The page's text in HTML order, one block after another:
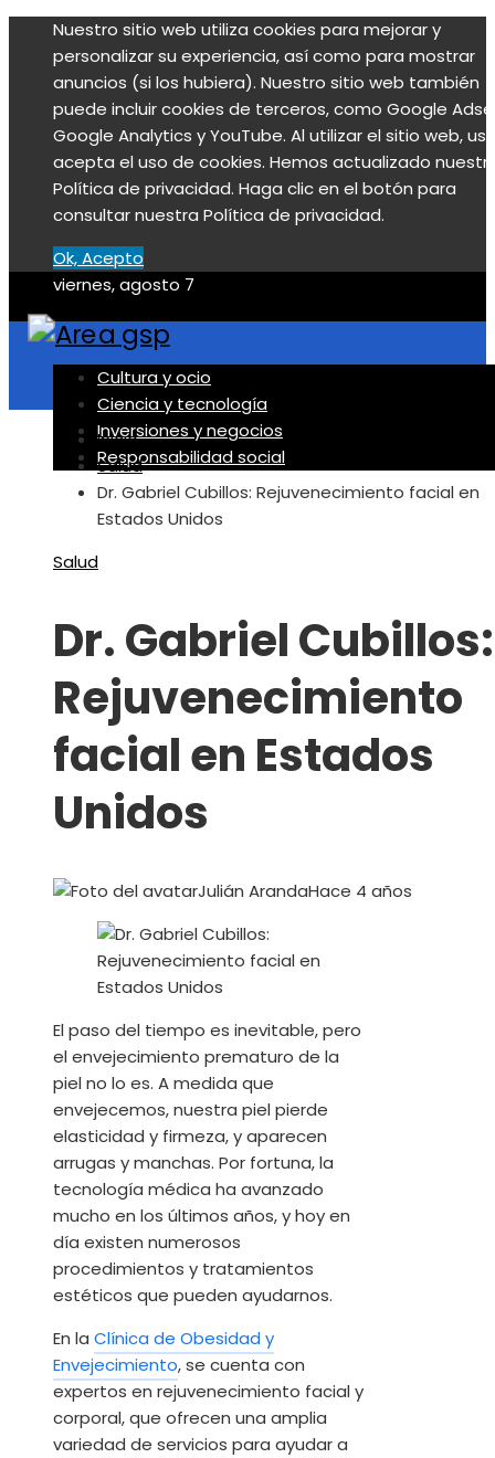
Nuestro sitio web utiliza cookies para mejorar y
personalizar su experiencia, así como para mostrar
anuncios (si los hubiera). Nuestro sitio web también
puede incluir cookies de terceros, como Google
Google Analytics y YouTube. Al utilizar el sitio web,
acepta el uso de cookies. Hemos actualizado
Política de privacidad. Haga clic en el botón para
consultar nuestra Política de privacidad.
Ok, Acepto
viernes, agosto 7
Cultura y ocio
Ciencia y tecnología
Inversiones y negocios
Responsabilidad social
Inicio
Salud
Dr. Gabriel Cubillos: Rejuvenecimiento facial en
Estados Unidos
Salud
Dr. Gabriel Cubillos:
Rejuvenecimiento
facial en Estados
Unidos
Julián ArandaHace 4 años
El paso del tiempo es inevitable, pero
el envejecimiento prematuro de la
piel no lo es. A medida que
envejecemos, nuestra piel pierde
elasticidad y firmeza, y aparecen
arrugas y manchas. Por fortuna, la
tecnología médica ha avanzado
mucho en los últimos años, y hoy en
día existen numerosos
procedimientos y tratamientos
estéticos que pueden ayudarnos.
En la Clínica de Obesidad y
Envejecimiento, se cuenta con
expertos en rejuvenecimiento facial y
corporal, que ofrecen una amplia
variedad de servicios para ayudar a